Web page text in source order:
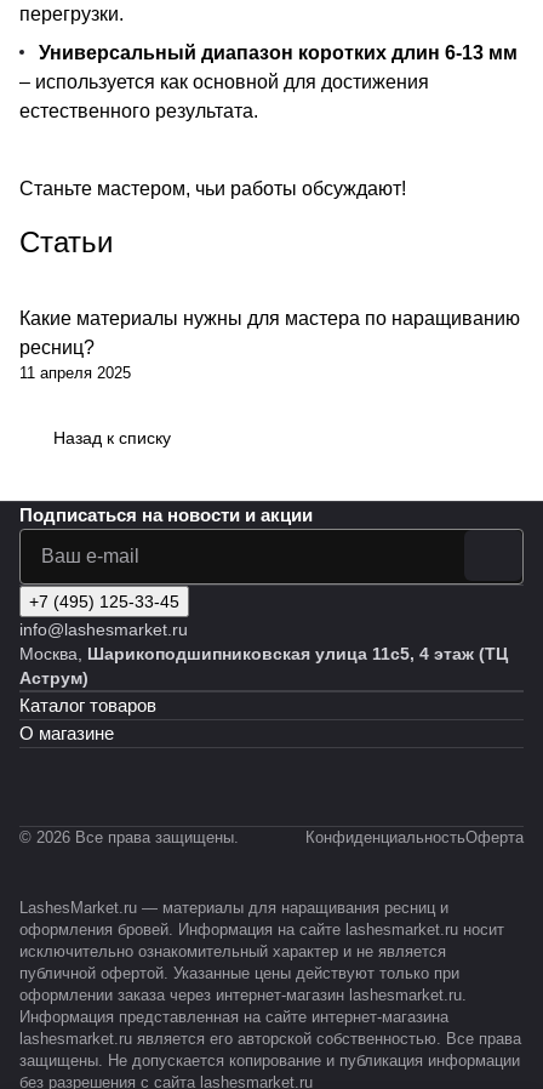
перегрузки.
Универсальный диапазон коротких длин 6-13 мм
– используется как основной для достижения
естественного результата.
Станьте мастером, чьи работы обсуждают!
Статьи
Какие материалы нужны для мастера по наращиванию
ресниц?
11 апреля 2025
Назад к списку
Подписаться на новости и акции
+7 (495) 125-33-45
info@lashesmarket.ru
Москва, Шарикоподшипниковская улица 11с5, 4 этаж (ТЦ
Аструм)
Каталог товаров
О магазине
© 2026 Все права защищены. КонфиденциальностьОферта
LashesMarket.ru — материалы для наращивания ресниц и
оформления бровей. Информация на сайте lashesmarket.ru носит
исключительно ознакомительный характер и не является
публичной офертой. Указанные цены действуют только при
оформлении заказа через интернет-магазин lashesmarket.ru.
Информация представленная на сайте интернет-магазина
lashesmarket.ru является его авторской собственностью. Все права
защищены. Не допускается копирование и публикация информации
без разрешения с сайта lashesmarket.ru